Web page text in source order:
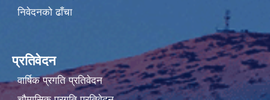
निवेदनको ढाँचा
प्रतिवेदन
वार्षिक प्रगति प्रतिवेदन